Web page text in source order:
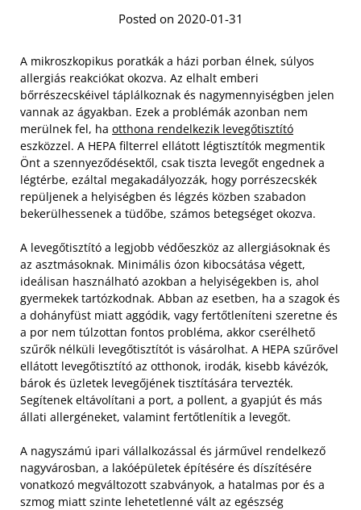
Posted on 2020-01-31
A mikroszkopikus poratkák a házi porban élnek, súlyos
allergiás reakciókat okozva. Az elhalt emberi
bőrrészecskéivel táplálkoznak és nagymennyiségben jelen
vannak az ágyakban. Ezek a problémák azonban nem
merülnek fel, ha otthona rendelkezik levegőtisztító
eszközzel. A HEPA filterrel ellátott légtisztítók megmentik
Önt a szennyeződésektől, csak tiszta levegőt engednek a
légtérbe, ezáltal megakadályozzák, hogy porrészecskék
repüljenek a helyiségben és légzés közben szabadon
bekerülhessenek a tüdőbe, számos betegséget okozva.
A levegőtisztító a legjobb védőeszköz az allergiásoknak és
az asztmásoknak. Minimális ózon kibocsátása végett,
ideálisan használható azokban a helyiségekben is, ahol
gyermekek tartózkodnak. Abban az esetben, ha a szagok és
a dohányfüst miatt aggódik, vagy fertőtleníteni szeretne és
a por nem túlzottan fontos probléma, akkor cserélhető
szűrők nélküli levegőtisztítót is vásárolhat. A HEPA szűrővel
ellátott levegőtisztító az otthonok, irodák, kisebb kávézók,
bárok és üzletek levegőjének tisztítására tervezték.
Segítenek eltávolítani a port, a pollent, a gyapjút és más
állati allergéneket, valamint fertőtlenítik a levegőt.
A nagyszámú ipari vállalkozással és járművel rendelkező
nagyvárosban, a lakóépületek építésére és díszítésére
vonatkozó megváltozott szabványok, a hatalmas por és a
szmog miatt szinte lehetetlenné vált az egészség